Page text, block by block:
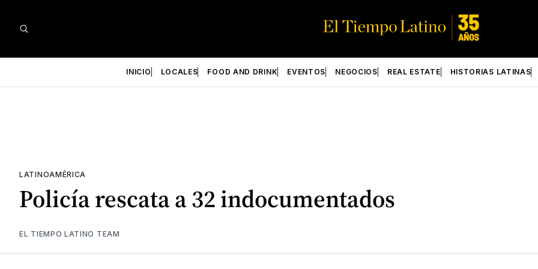
INICIO LOCALES FOOD AND DRINK EVENTOS NEGOCIOS REAL ESTATE HISTORIAS LATINAS
LATINOAMÉRICA
Policía rescata a 32 indocumentados
EL TIEMPO LATINO TEAM